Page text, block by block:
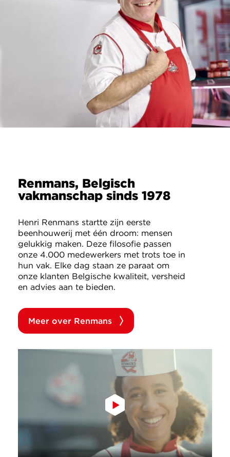
Renmans, Belgisch
vakmanschap sinds 1978
Henri Renmans startte zijn eerste
beenhouwerij met één droom: mensen
gelukkig maken. Deze filosofie passen
onze 4.000 medewerkers met trots toe in
hun vak. Elke dag staan ze paraat om
onze klanten Belgische kwaliteit, versheid
en advies aan te bieden.
Meer over Renmans